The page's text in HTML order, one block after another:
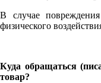
В случае
физического
Куда обращаться
товар?